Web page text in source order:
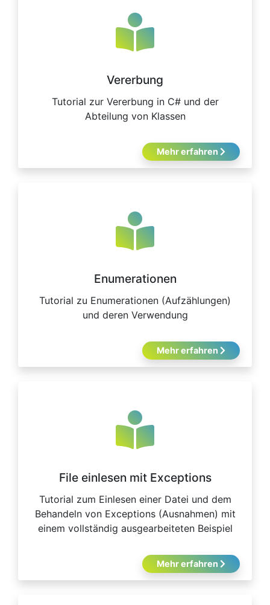
Vererbung
Tutorial zur Vererbung in C# und der
Abteilung von Klassen
Mehr erfahren
Enumerationen
Tutorial zu Enumerationen (Aufzählungen)
und deren Verwendung
Mehr erfahren
File einlesen mit Exceptions
Tutorial zum Einlesen einer Datei und dem
Behandeln von Exceptions (Ausnahmen) mit
einem vollständig ausgearbeiteten Beispiel
Mehr erfahren